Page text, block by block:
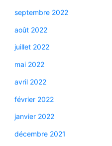
septembre 2022
août 2022
juillet 2022
mai 2022
avril 2022
février 2022
janvier 2022
décembre 2021